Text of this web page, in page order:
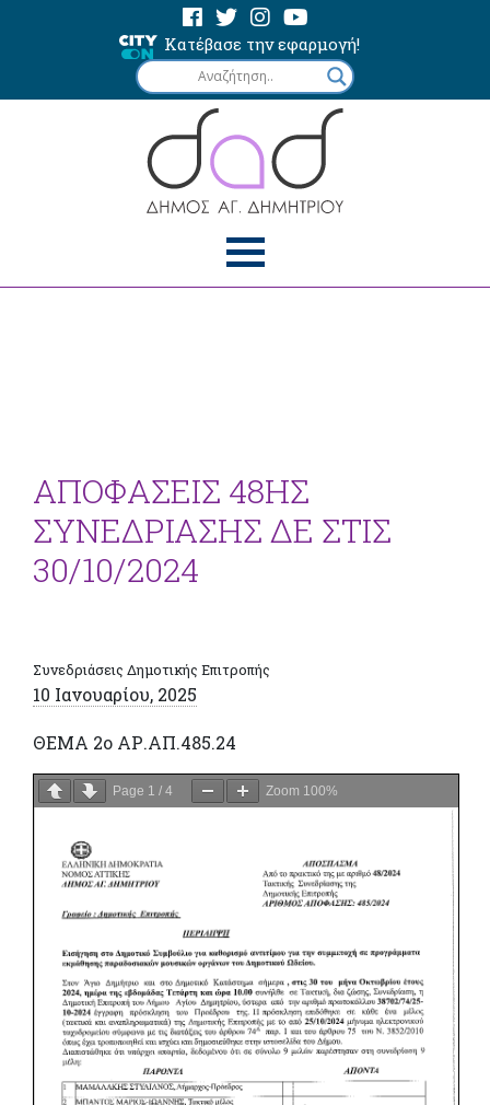
Κατέβασε την εφαρμογή!
ΑΠΟΦΑΣΕΙΣ 48ΗΣ
ΣΥΝΕΔΡΙΑΣΗΣ ΔΕ ΣΤΙΣ
30/10/2024
Συνεδριάσεις Δημοτικής Επιτροπής
10 Ιανουαρίου, 2025
ΘΕΜΑ 2ο ΑΡ.ΑΠ.485.24
Page 1 / 4 Zoom 100%